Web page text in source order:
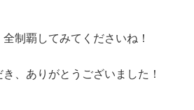
制覇してみてくださいね！
、ありがとうございました！